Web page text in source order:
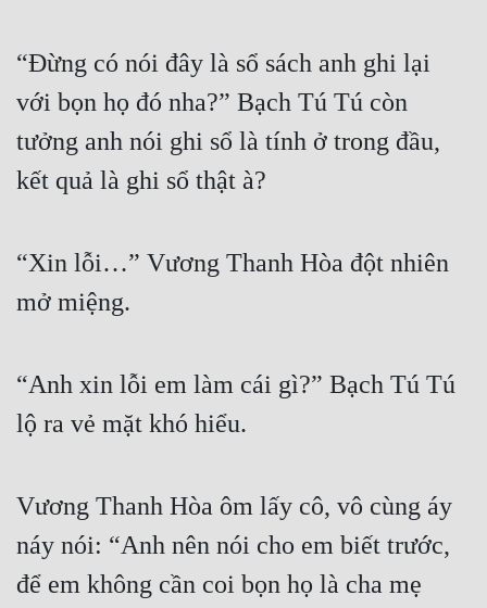
“Đừng có nói đây là sổ sách anh ghi lại
với bọn họ đó nha?” Bạch Tú Tú còn
tưởng anh nói ghi sổ là tính ở trong đầu,
kết quả là ghi sổ thật à?
“Xin lỗi…” Vương Thanh Hòa đột nhiên
mở miệng.
“Anh xin lỗi em làm cái gì?” Bạch Tú Tú
lộ ra vẻ mặt khó hiểu.
Vương Thanh Hòa ôm lấy cô, vô cùng áy
náy nói: “Anh nên nói cho em biết trước,
để em không cần coi bọn họ là cha mẹ